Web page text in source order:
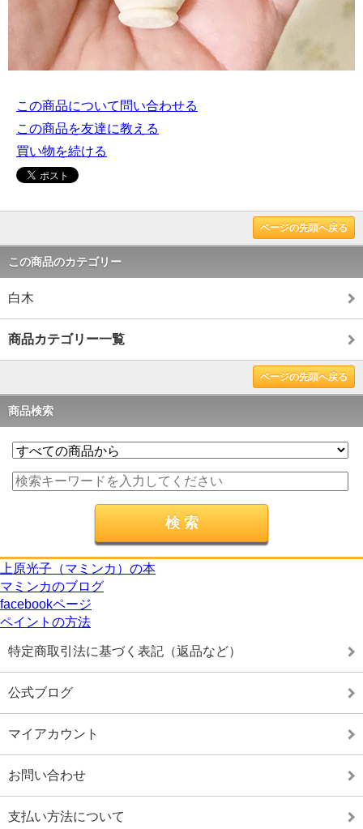
この商品について問い合わせる
この商品を友達に教える
買い物を続ける
ページの先頭へ戻る
この商品のカテゴリー
白木
商品カテゴリー一覧
ページの先頭へ戻る
商品検索
上原光子（マミンカ）の本
マミンカのブログ
facebookページ
ペイントの方法
特定商取引法に基づく表記（返品など）
公式ブログ
マイアカウント
お問い合わせ
支払い方法について